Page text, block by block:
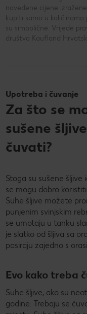
navedene cijene
kupiti samo u
su simbolične. Vrijede
društva Kaufland
Upotreba i čuvanje
Za što se
sušene
čuvati?
Stoga su sušene
se mogu dobro
Suhe šljive možete
punjenim svinjskim
se umotaju u tanku
je slatko od šljiva sa
pasiraju zajedno s
Evo kako treba
Suhe šljive, ako su
godine. Trebaju se